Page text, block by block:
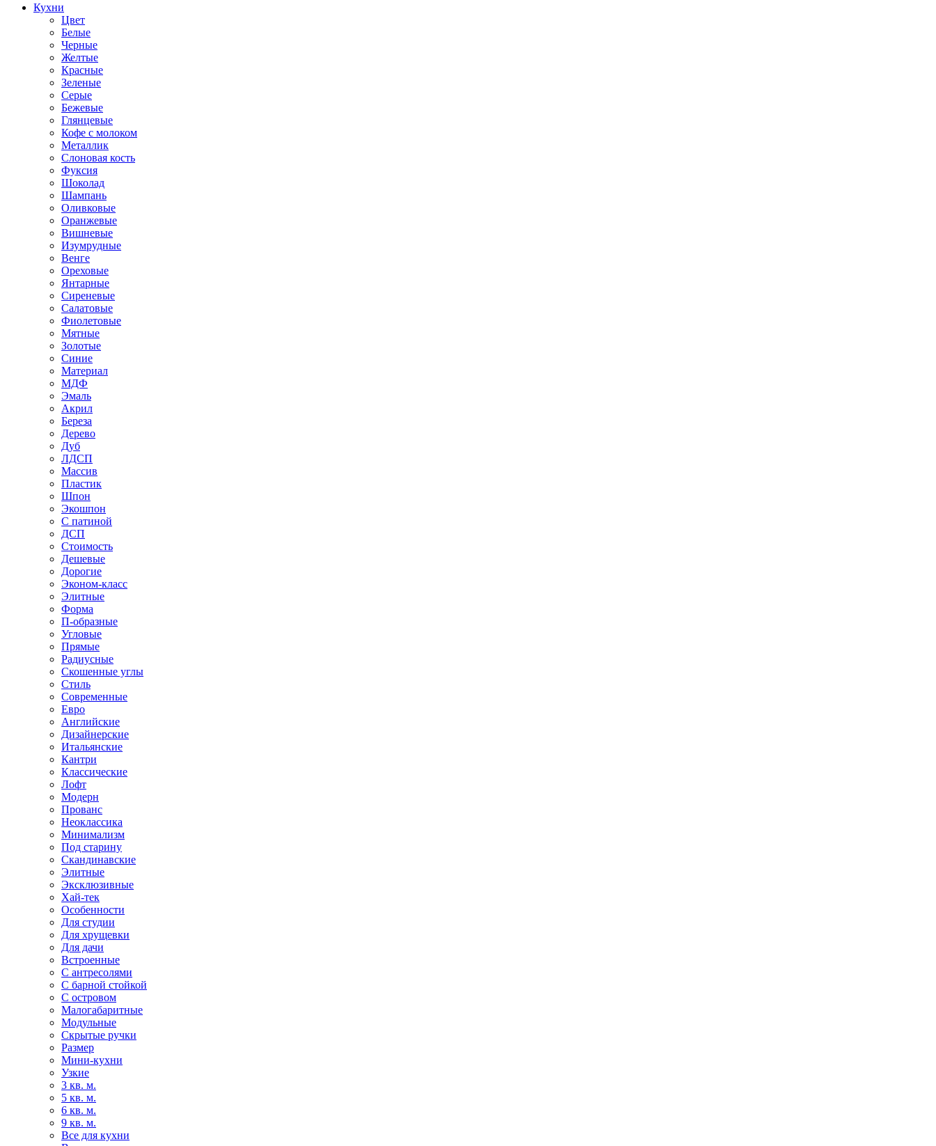
Кухни
Цвет
Белые
Черные
Желтые
Красные
Зеленые
Серые
Бежевые
Глянцевые
Кофе с молоком
Металлик
Слоновая кость
Фуксия
Шоколад
Шампань
Оливковые
Оранжевые
Вишневые
Изумрудные
Венге
Ореховые
Янтарные
Сиреневые
Салатовые
Фиолетовые
Мятные
Золотые
Синие
Материал
МДФ
Эмаль
Акрил
Береза
Дерево
Дуб
ЛДСП
Массив
Пластик
Шпон
Экошпон
С патиной
ДСП
Стоимость
Дешевые
Дорогие
Эконом-класс
Элитные
Форма
П-образные
Угловые
Прямые
Радиусные
Скошенные углы
Стиль
Современные
Евро
Английские
Дизайнерские
Итальянские
Кантри
Классические
Лофт
Модерн
Прованс
Неоклассика
Минимализм
Под старину
Скандинавские
Элитные
Эксклюзивные
Хай-тек
Особенности
Для студии
Для хрущевки
Для дачи
Встроенные
С антресолями
С барной стойкой
С островом
Малогабаритные
Модульные
Скрытые ручки
Размер
Мини-кухни
Узкие
3 кв. м.
5 кв. м.
6 кв. м.
9 кв. м.
Все для кухни